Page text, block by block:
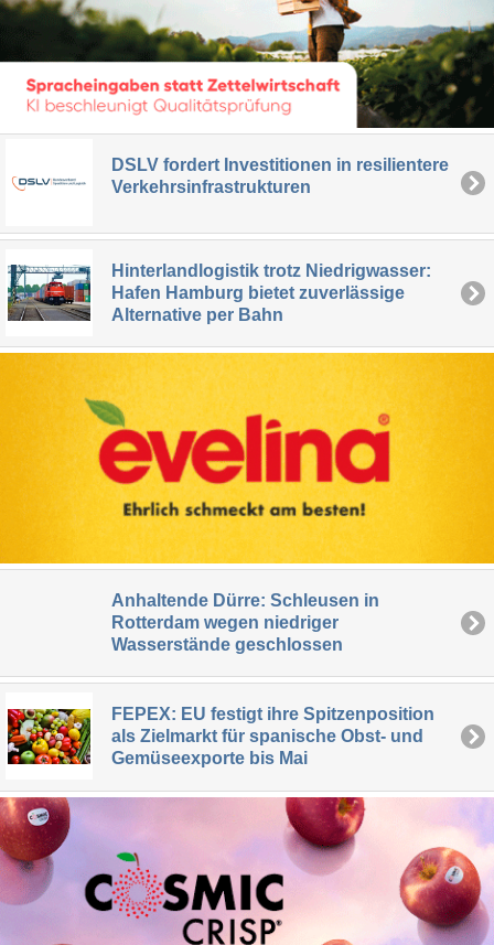
DSLV fordert Investitionen in resilientere
Verkehrsinfrastrukturen
Hinterlandlogistik trotz Niedrigwasser:
Hafen Hamburg bietet zuverlässige
Alternative per Bahn
Anhaltende Dürre: Schleusen in
Rotterdam wegen niedriger
Wasserstände geschlossen
FEPEX: EU festigt ihre Spitzenposition
als Zielmarkt für spanische Obst- und
Gemüseexporte bis Mai